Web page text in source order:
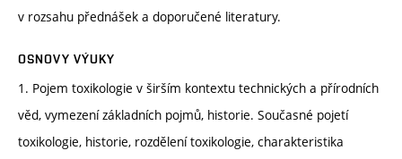
v rozsahu přednášek a doporučené literatury.
OSNOVY VÝUKY
1. Pojem toxikologie v širším kontextu technických a přírodních
věd, vymezení základních pojmů, historie. Současné pojetí
toxikologie, historie, rozdělení toxikologie, charakteristika